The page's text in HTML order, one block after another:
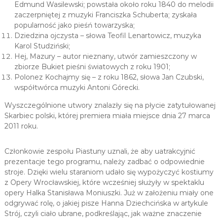
Edmund Wasilewski; powstała około roku 1840 do melodii
zaczerpniętej z muzyki Franciszka Schuberta; zyskała
popularność jako pieśń towarzyska;
Dziedzina ojczysta – słowa Teofil Lenartowicz, muzyka
Karol Studziński;
Hej, Mazury – autor nieznany, utwór zamieszczony w
zbiorze Bukiet pieśni światowych z roku 1901;
Polonez Kochajmy się – z roku 1862, słowa Jan Czubski,
współtwórca muzyki Antoni Górecki.
Wyszczególnione utwory znalazły się na płycie zatytułowanej
Skarbiec polski, której premiera miała miejsce dnia 27 marca
2011 roku.
Członkowie zespołu Piastuny uznali, że aby uatrakcyjnić
prezentacje tego programu, należy zadbać o odpowiednie
stroje. Dzięki wielu staraniom udało się wypożyczyć kostiumy
z Opery Wrocławskiej, które wcześniej służyły w spektaklu
opery Halka Stanisława Moniuszki. Już w założeniu miały one
odgrywać rolę, o jakiej pisze Hanna Dziechcińska w artykule
Strój, czyli ciało ubrane, podkreślając, jak ważne znaczenie